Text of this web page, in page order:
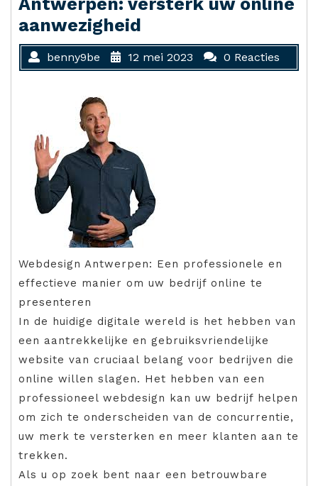
aanwezigheid
benny9be 12 mei 2023 0 Reacties
Webdesign Antwerpen: Een professionele en
effectieve manier om uw bedrijf online te
presenteren
In de huidige digitale wereld is het hebben van
een aantrekkelijke en gebruiksvriendelijke
website van cruciaal belang voor bedrijven die
online willen slagen. Het hebben van een
professioneel webdesign kan uw bedrijf helpen
om zich te onderscheiden van de concurrentie,
uw merk te versterken en meer klanten aan te
trekken.
Als u op zoek bent naar een betrouwbare